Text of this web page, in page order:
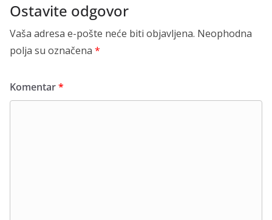
Ostavite odgovor
Vaša adresa e-pošte neće biti objavljena. Neophodna
polja su označena *
Komentar*